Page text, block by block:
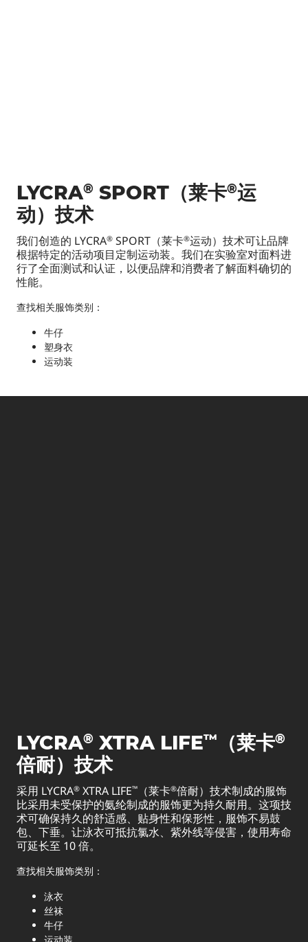
LYCRA® SPORT（莱卡®运
动）技术
我们创造的 LYCRA® SPORT（莱卡®运动）技术可让品牌
根据特定的活动项目定制运动装。我们在实验室对面料进
行了全面测试和认证，以便品牌和消费者了解面料确切的
性能。
查找相关服饰类别：
牛仔
塑身衣
运动装
LYCRA® XTRA LIFE™ （莱卡®
倍耐）技术
采用 LYCRA® XTRA LIFE™ （莱卡®倍耐）技术制成的服饰
比采用未受保护的氨纶制成的服饰更为持久耐用。这项技
术可确保持久的舒适感、贴身性和保形性，服饰不易鼓
包、下垂。让泳衣可抵抗氯水、紫外线等侵害，使用寿命
可延长至 10 倍。
查找相关服饰类别：
泳衣
丝袜
牛仔